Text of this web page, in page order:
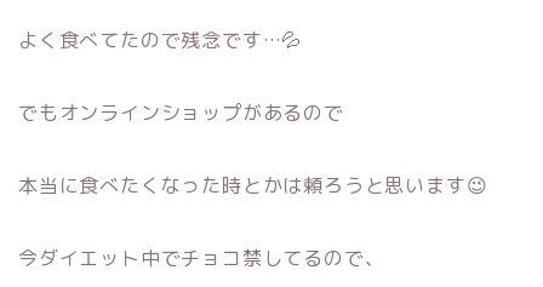
よく食べてたので残念です…💦
でもオンラインショップがあるので
本当に食べたくなった時とかは頼ろうと思います😉
今ダイエット中でチョコ禁してるので、